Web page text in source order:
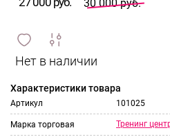
30 000 руб.
и
сравнить
ИЗБРАННОЕ
Характеристики товара
Артикул 101025
Марка торговая Тренинг